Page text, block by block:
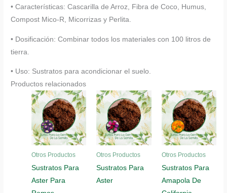
• Características: Cascarilla de Arroz, Fibra de Coco, Humus,
Compost Mico-R, Micorrizas y Perlita.
• Dosificación: Combinar todos los materiales con 100 litros de
tierra.
• Uso: Sustratos para acondicionar el suelo.
Productos relacionados
Otros Productos
Sustratos Para
Aster Para
Otros Productos
Sustratos Para
Aster
Otros Productos
Sustratos Para
Amapola De